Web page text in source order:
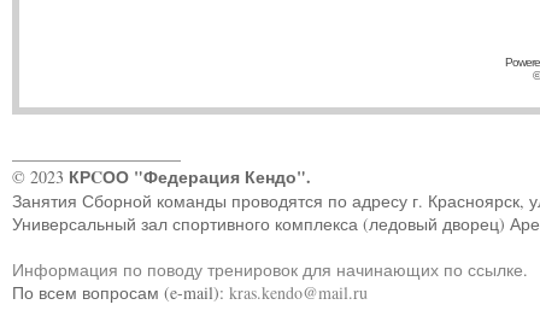
© 2023 КРCОО "Федерация Кендо".
Занятия Сборной команды проводятся по адресу г. Красноярск,
Универсальный зал спортивного комплекса (ледовый дворец)
Информация по поводу тренировок для начинающих по ссылке.
По всем вопросам (e-mail): kras.kendo@mail.ru